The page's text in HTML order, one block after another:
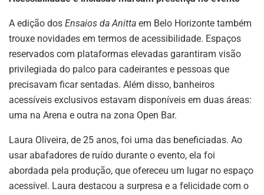
A edição dos Ensaios da Anitta em Belo Horizonte também
trouxe novidades em termos de acessibilidade. Espaços
reservados com plataformas elevadas garantiram visão
privilegiada do palco para cadeirantes e pessoas que
precisavam ficar sentadas. Além disso, banheiros
acessíveis exclusivos estavam disponíveis em duas áreas:
uma na Arena e outra na zona Open Bar.
Laura Oliveira, de 25 anos, foi uma das beneficiadas. Ao
usar abafadores de ruído durante o evento, ela foi
abordada pela produção, que ofereceu um lugar no espaço
acessível. Laura destacou a surpresa e a felicidade com o